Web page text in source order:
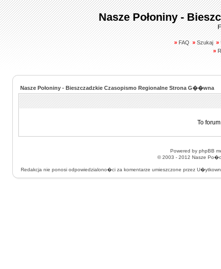
Nasze Połoniny -
» FAQ » Szukaj »
»
Nasze Połoniny - Bieszczadzkie Czasopismo Regionalne Strona G��wna
To
Powered by phpBB
© 2003 - 2012 Nasze
Redakcja nie ponosi odpowiedzialono�ci za komentarze umieszczone przez